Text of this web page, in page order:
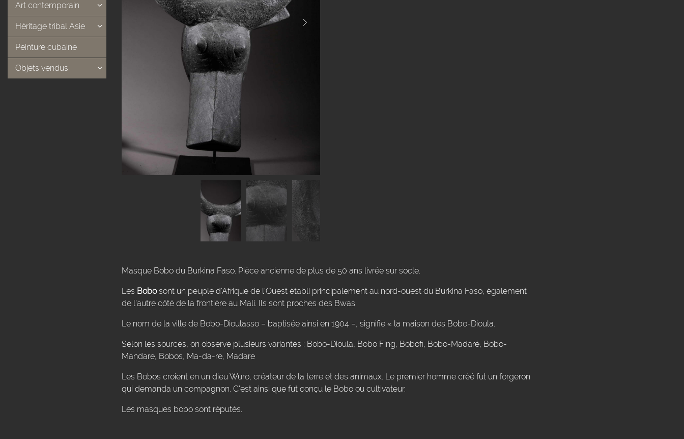
Art contemporain
Héritage tribal Asie
Peinture cubaine
Objets vendus
Masque Bobo du Burkina Faso. Pièce ancienne de plus de 50 ans livrée sur socle.
Les Bobosont un peuple d'Afrique de l'Ouest établi principalement au nord-ouest du Burkina Faso, également
de l'autre côté de la frontière au Mali. Ils sont proches des Bwas.
Le nom de la ville de Bobo-Dioulasso – baptisée ainsi en 1904 –, signifie « la maison des Bobo-Dioula.
Selon les sources, on observe plusieurs variantes : Bobo-Dioula, Bobo Fing, Bobofi, Bobo-Madaré, Bobo-
Mandare, Bobos, Ma-da-re, Madare
Les Bobos croient en un dieu Wuro, créateur de la terre et des animaux. Le premier homme créé fut un forgeron
qui demanda un compagnon. C'est ainsi que fut conçu le Bobo ou cultivateur.
Les masques bobo sont réputés.